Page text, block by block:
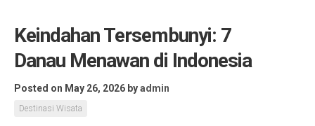
Keindahan Tersembunyi: 7
Danau Menawan di Indonesia
Posted on May 26, 2026 byadmin
Destinasi Wisata